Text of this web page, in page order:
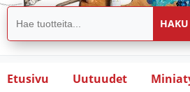
Etusivu Uutuudet